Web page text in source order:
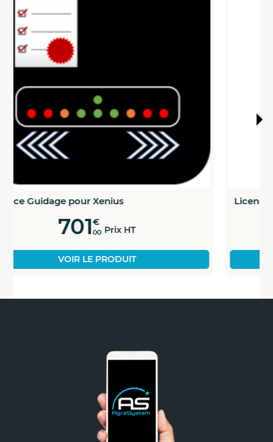
Licence Apports localisés...
1115
VOIR LE PRODUIT